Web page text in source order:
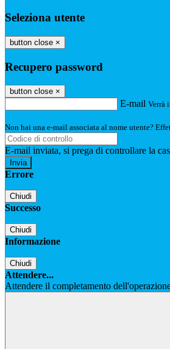
Seleziona utente
button close ×
Recupero password
button close ×
E-mail Verrà
Non hai una e-mail associata al nome utente?
E-mail inviata, si prega di controllare la
Errore
Chiudi
Successo
Chiudi
Informazione
Chiudi
Attendere...
Attendere il completamento